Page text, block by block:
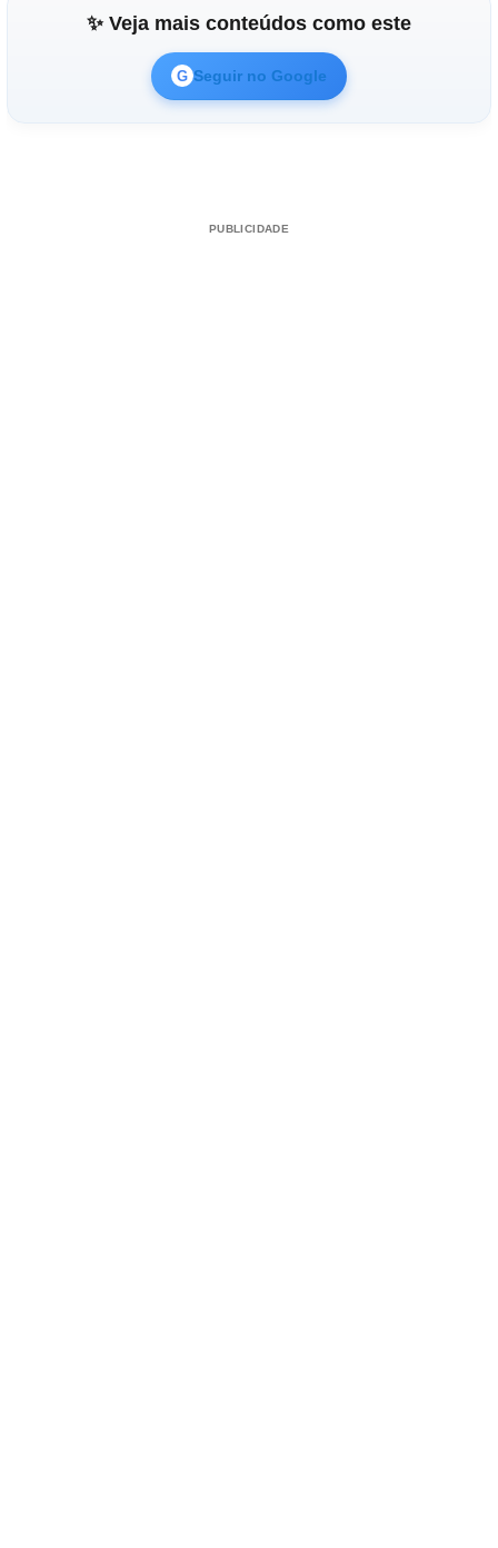
✨ Veja mais conteúdos como este
G Seguir no Google
PUBLICIDADE